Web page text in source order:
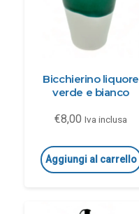
Bicchierino liquore
verde e bianco
€8,00 Iva inclusa
Aggiungi al carrello